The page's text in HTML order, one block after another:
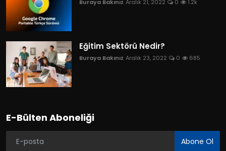
Buraya Bakınız Aralık 21, 2022 0 1.2k
Eğitim Sektörü Nedir?
Buraya Bakınız Aralık 23, 2022 0 685
E-Bülten Aboneliği
Abone Ol